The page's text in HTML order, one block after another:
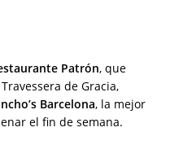
Patrón, que
de Gracia,
Barcelona, la mejor
el fin de semana.